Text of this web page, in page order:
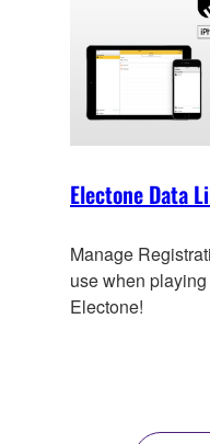
Electone Data
Manage
use when
Electone!